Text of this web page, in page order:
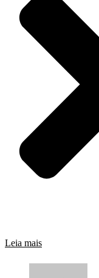
Leia mais